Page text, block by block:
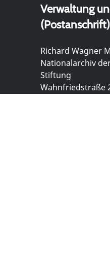
Verwaltung
(Postanschrift)
Richard Wagner
Nationalarchiv
Stiftung
Wahnfriedstraße